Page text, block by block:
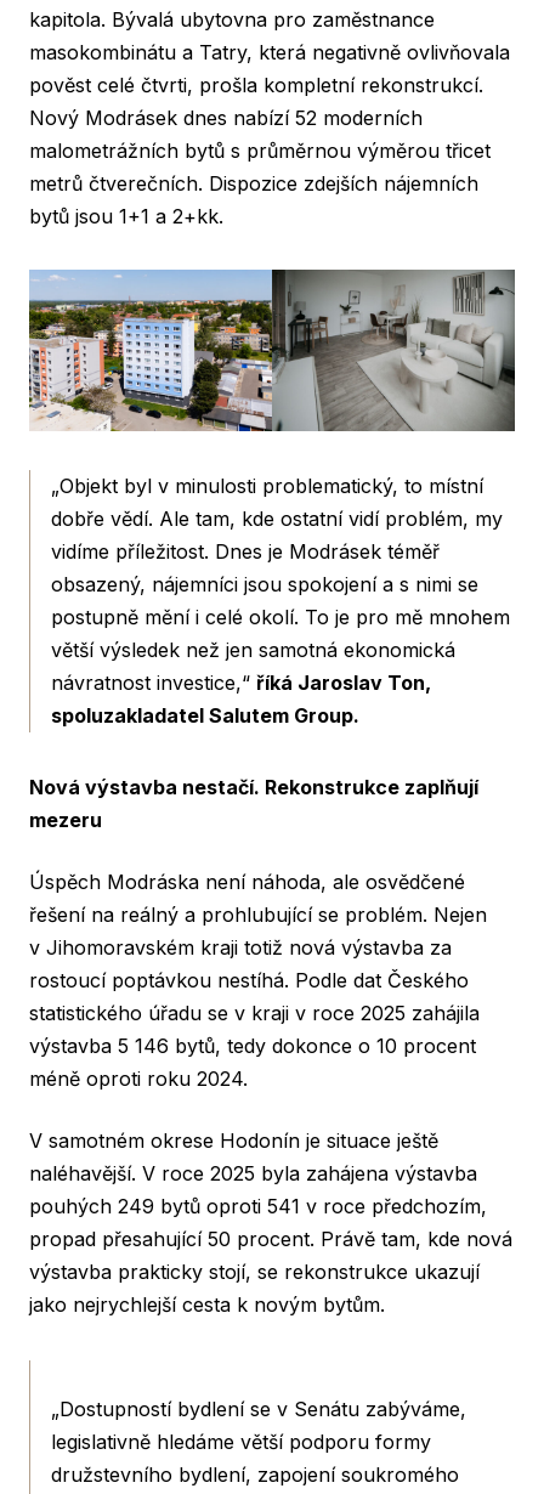
kapitola. Bývalá ubytovna pro zaměstnance
masokombinátu a Tatry, která negativně ovlivňovala
pověst celé čtvrti, prošla kompletní rekonstrukcí.
Nový Modrásek dnes nabízí 52 moderních
malometrážních bytů s průměrnou výměrou třicet
metrů čtverečních. Dispozice zdejších nájemních
bytů jsou 1+1 a 2+kk.
„Objekt byl v minulosti problematický, to místní
dobře vědí. Ale tam, kde ostatní vidí problém, my
vidíme příležitost. Dnes je Modrásek téměř
obsazený, nájemníci jsou spokojení a s nimi se
postupně mění i celé okolí. To je pro mě mnohem
větší výsledek než jen samotná ekonomická
návratnost investice,“ říká Jaroslav Ton,
spoluzakladatel Salutem Group.
Nová výstavba nestačí. Rekonstrukce zaplňují
mezeru
Úspěch Modráska není náhoda, ale osvědčené
řešení na reálný a prohlubující se problém. Nejen
v Jihomoravském kraji totiž nová výstavba za
rostoucí poptávkou nestíhá. Podle dat Českého
statistického úřadu se v kraji v roce 2025 zahájila
výstavba 5 146 bytů, tedy dokonce o 10 procent
méně oproti roku 2024.
V samotném okrese Hodonín je situace ještě
naléhavější. V roce 2025 byla zahájena výstavba
pouhých 249 bytů oproti 541 v roce předchozím,
propad přesahující 50 procent. Právě tam, kde nová
výstavba prakticky stojí, se rekonstrukce ukazují
jako nejrychlejší cesta k novým bytům.
„Dostupností bydlení se v Senátu zabýváme,
legislativně hledáme větší podporu formy
družstevního bydlení, zapojení soukromého